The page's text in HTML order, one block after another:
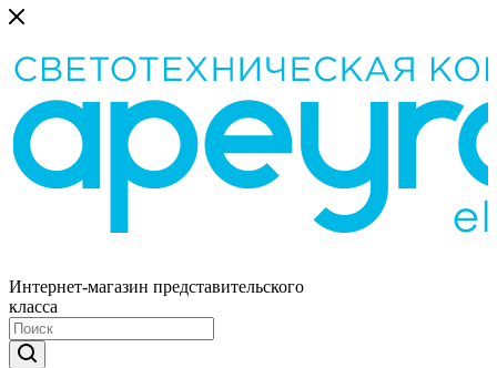
Интернет-магазин представительского
класса